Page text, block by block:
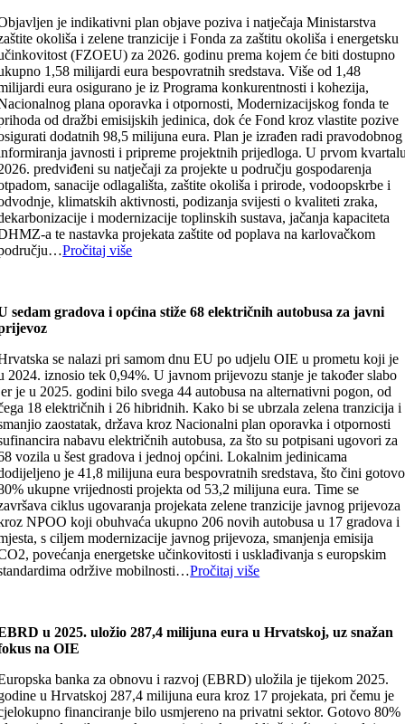
je indikativni plan objave poziva i natječaja Ministarstva
okoliša i zelene tranzicije i Fonda za zaštitu okoliša i energetsku
(FZOEU) za 2026. godinu prema kojem će biti dostupno
1,58 milijardi eura bespovratnih sredstava. Više od 1,48
eura osigurano je iz Programa konkurentnosti i kohezija,
plana oporavka i otpornosti, Modernizacijskog fonda te
od dražbi emisijskih jedinica, dok će Fond kroz vlastite pozive
dodatnih 98,5 milijuna eura. Plan je izrađen radi pravodobnog
javnosti i pripreme projektnih prijedloga. U prvom
predviđeni su natječaji za projekte u području gospodarenja
sanacije odlagališta, zaštite okoliša i prirode, vodoopskrbe i
klimatskih aktivnosti, podizanja svijesti o kvaliteti zraka,
i modernizacije toplinskih sustava, jačanja kapaciteta
a te nastavka projekata zaštite od poplava na karlovačkom
Pročitaj više
sedam gradova i općina stiže 68 električnih autobusa za javni
se nalazi pri samom dnu EU po udjelu OIE u prometu koji je
2024. iznosio tek 0,94%. U javnom prijevozu stanje je također slabo
je u 2025. godini bilo svega 44 autobusa na alternativni pogon, od
18 električnih i 26 hibridnih. Kako bi se ubrzala zelena tranzicija i
zaostatak, država kroz Nacionalni plan oporavka i otpornosti
nabavu električnih autobusa, za što su potpisani ugovori za
vozila u šest gradova i jednoj općini. Lokalnim jedinicama
je 41,8 milijuna eura bespovratnih sredstava, što čini gotovo
ukupne vrijednosti projekta od 53,2 milijuna eura. Time se
ciklus ugovaranja projekata zelene tranzicije javnog prijevoza
NPOO koji obuhvaća ukupno 206 novih autobusa u 17 gradova i
s ciljem modernizacije javnog prijevoza, smanjenja emisija
povećanja energetske učinkovitosti i usklađivanja s europskim
održive mobilnosti…Pročitaj više
u 2025. uložio 287,4 milijuna eura u Hrvatskoj, uz snažan
na OIE
banka za obnovu i razvoj (EBRD) uložila je tijekom 2025.
u Hrvatskoj 287,4 milijuna eura kroz 17 projekata, pri čemu je
financiranje bilo usmjereno na privatni sektor. Gotovo 80%